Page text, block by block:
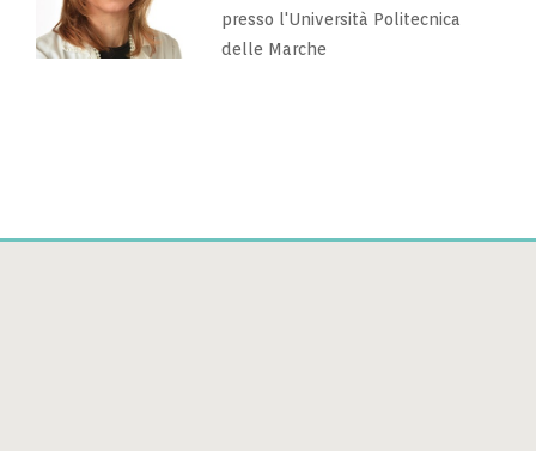
presso l'Università Politecnica
delle Marche